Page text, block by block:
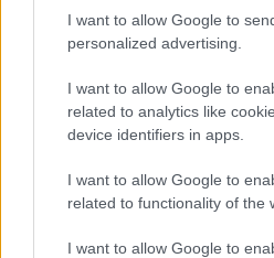
I want to allow Google to
personalized advertising.
I want to allow Google to
related to analytics like
device identifiers in apps.
I want to allow Google to
related to functionality of the
I want to allow Google to
iOS 26: Megújul az Apple Maps
látogatott helyek a napi rutinodhoz
Új csengőhang jön az iOS 26-
iOS 26: Végre szabadon
iPhone-okra
Elárulta az Apple, milyen
lenyűgöző számokat mutatnak a